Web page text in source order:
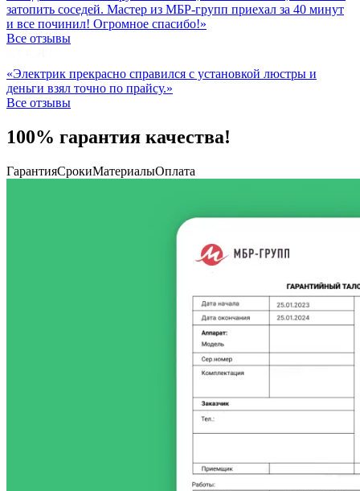
затопить соседей. Мастер из МБР-групп приехал за 40 минут
и все починил! Огромное спасибо!»
Все отзывы
«Электрик прекрасно справился с установкой люстры и
деньги взял точно по прайсу.»
Все отзывы
100% гарантия качества!
ГарантияСрокиМатериалыОплата